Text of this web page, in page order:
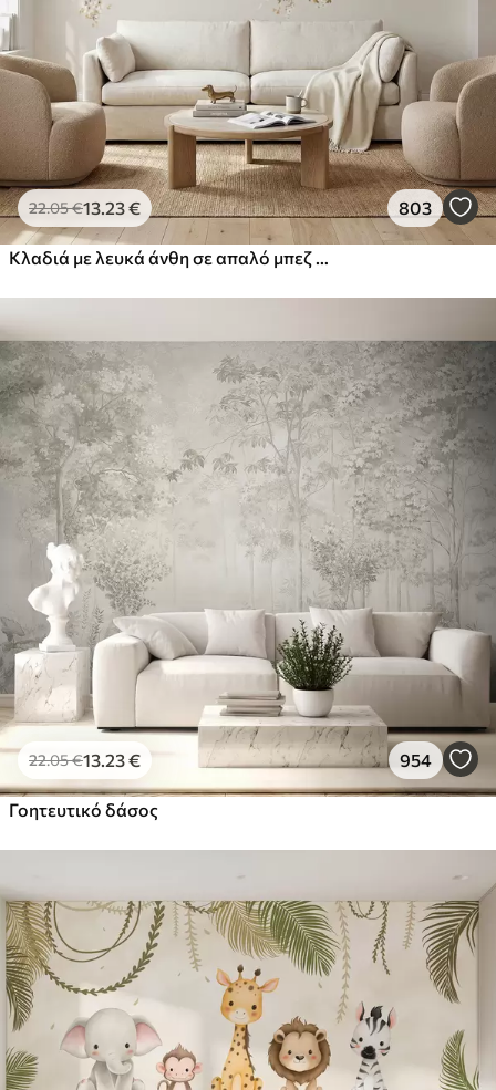
22.05€13 .23€ 803
22.05€13 .23€ 954
Γοητευτικό δάσος